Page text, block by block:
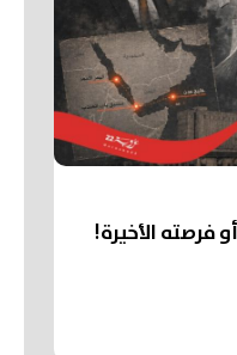
فرصته الأخيرة!